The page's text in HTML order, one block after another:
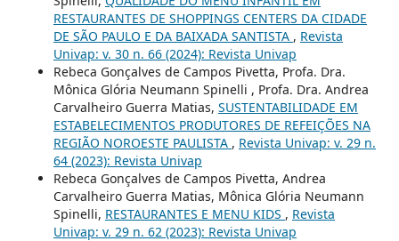
RESTAURANTES DE SHOPPINGS CENTERS DA CIDADE
DE SÃO PAULO E DA BAIXADA SANTISTA , Revista
Univap: v. 30 n. 66 (2024): Revista Univap
Rebeca Gonçalves de Campos Pivetta, Profa. Dra.
Mônica Glória Neumann Spinelli , Profa. Dra. Andrea
Carvalheiro Guerra Matias, SUSTENTABILIDADE EM
ESTABELECIMENTOS PRODUTORES DE REFEIÇÕES NA
REGIÃO NOROESTE PAULISTA , Revista Univap: v. 29 n.
64 (2023): Revista Univap
Rebeca Gonçalves de Campos Pivetta, Andrea
Carvalheiro Guerra Matias, Mônica Glória Neumann
Spinelli, RESTAURANTES E MENU KIDS , Revista
Univap: v. 29 n. 62 (2023): Revista Univap